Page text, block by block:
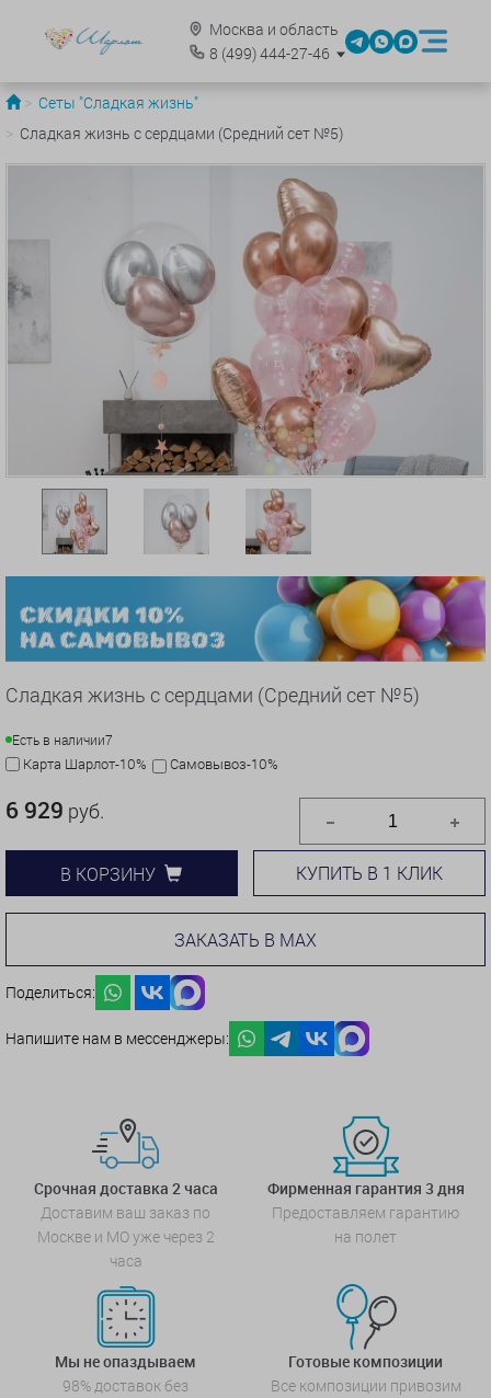
Москва и область
8 (499)444-27-46
Сеты "Сладкая жизнь"
Сладкая жизнь с сердцами (Средний сет №5)
Сладкая жизнь с сердцами (Средний сет №5)
Есть в наличии7
Карта Шарлот-10% Самовывоз-10%
6 929 руб.
В КОРЗИНУ КУПИТЬ В 1 КЛИК
ЗАКАЗАТЬ В MAX
Поделиться:
Напишите нам в мессенджеры:
Срочная доставка 2 часа
Доставим ваш заказ по
Москве и МО уже через 2
часа
Фирменная гарантия 3 дня
Предоставляем гарантию
на полет
Мы не опаздываем
98% доставок без
Готовые композиции
Все композиции привозим